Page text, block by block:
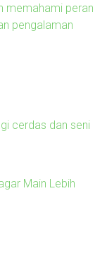
memahami peran
pengalaman
cerdas dan seni
Main Lebih